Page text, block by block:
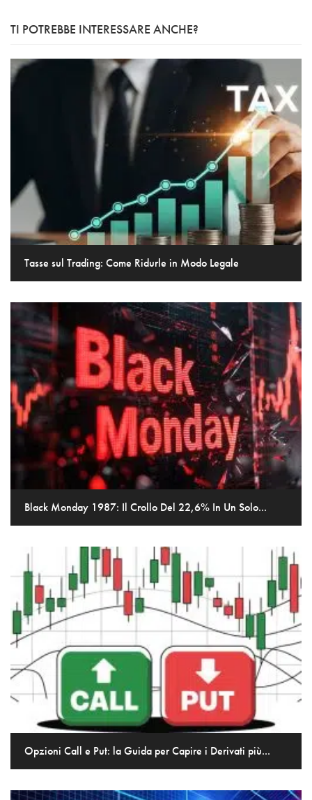
TI POTREBBE INTERESSARE ANCHE?
Tasse sul Trading: Come Ridurle in Modo Legale
Black Monday 1987: Il Crollo Del 22,6% In Un Solo...
Opzioni Call e Put: la Guida per Capire i Derivati più...